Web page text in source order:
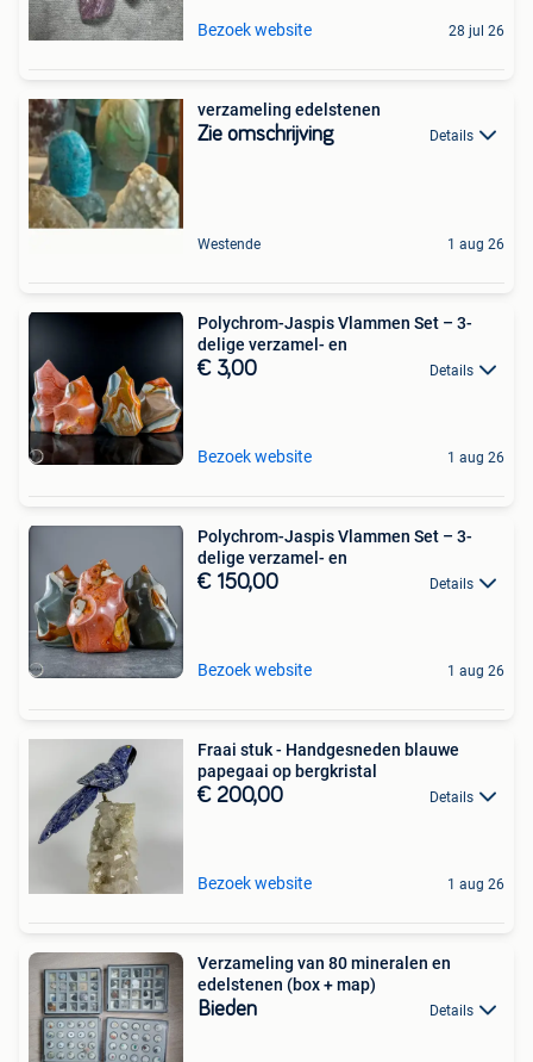
Bezoek website 28 jul 26
verzameling edelstenen
Zie omschrijving Details
Westende 1 aug 26
Polychrom-Jaspis Vlammen Set – 3-
delige verzamel- en
€ 3,00 Details
Bezoek website 1 aug 26
Polychrom-Jaspis Vlammen Set – 3-
delige verzamel- en
€ 150,00 Details
Bezoek website 1 aug 26
Fraai stuk - Handgesneden blauwe
papegaai op bergkristal
€ 200,00 Details
Bezoek website 1 aug 26
Verzameling van 80 mineralen en
edelstenen (box + map)
Bieden Details